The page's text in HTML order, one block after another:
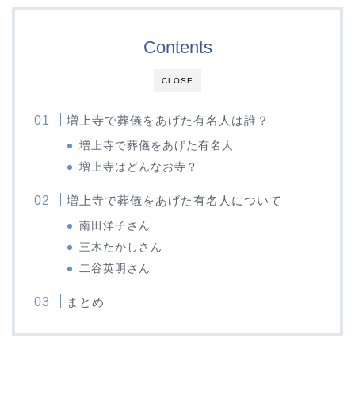
CLOSE
Contents
増上寺で葬儀をあげた有名人は誰？
増上寺で葬儀をあげた有名人
増上寺はどんなお寺？
増上寺で葬儀をあげた有名人について
南田洋子さん
三木たかしさん
二谷英明さん
まとめ